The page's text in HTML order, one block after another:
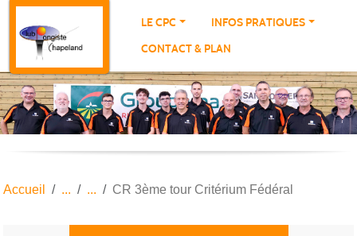
LE CPC
INFOS PRATIQUES
CONTACT & PLAN
Accueil CR 3ème tour Critérium Fédéral
Panneau de gestion des cookies